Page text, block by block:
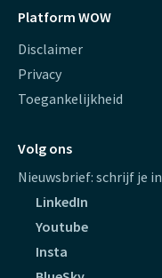
Platform WOW
Disclaimer
Privacy
Toegankelijkheid
Volg ons
Nieuwsbrief: schrijf je in
LinkedIn
Youtube
Insta